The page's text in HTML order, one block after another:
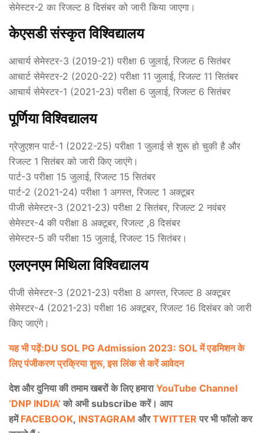
सेमेस्टर-2 का रिजल्ट 8 दिसंबर को जारी किया जाएगा।
केएसडी संस्कृत विश्विद्यालय
आचार्य सेमेस्टर-3 (2019-21) परीक्षा 6 जुलाई, रिजल्ट 6 सितंबर
आचार्ट सेमेस्टर-2 (2020-22) परीक्षा 11 जुलाई, रिजल्ट 11 सितंबर
आचार्य सेमेस्टर-1 (2021-23) परीक्षा 6 जुलाई, रिजल्ट 6 सितंबर
पूर्णिया विश्विद्यालय
ग्रेजुएशन पार्ट-1 (2022-25) परीक्षा 1 जुलाई से शुरू हो चुकी है और
रिजल्ट 1 सितंबर को जारी किए जाएंगे।
पार्ट-3 परीक्षा 15 जुलाई, रिजल्ट 15 सितंबर
पार्ट-2 (2021-24) परीक्षा 1 अगस्त, रिजल्ट 1 अक्टूबर
पीजी सेमेस्टर-3 (2021-23) परीक्षा 2 सितंबर, रिजल्ट 2 नवंबर
सेमेस्टर-4 की परीक्षा 8 अक्टूबर, रिजल्ट ,8 दिसंबर
सेमेस्टर-5 की परीक्षा 15 जुलाई, रिजल्ट 15 सितंबर।
एलएनएम मिथिला विश्विद्यालय
पीजी सेमेस्टर-3 (2021-23) परीक्षा 8 अगस्त, रिजल्ट 8 अक्टूबर
सेमेस्टर-4 (2021-23) परीक्षा 16 अक्टूबर, रिजल्ट 16 दिसंबर को जारी
किए जाएंगे।
यह भी पढ़ें:DU SOL PG Admission 2023: SOL में एडमिशन के
लिए पंजीकरण प्रक्रिया शुरू, इस लिंक से करें आवेदन
देश और दुनिया की तमाम खबरों के लिए हमाराYouTube Channel
‘DNP INDIA’ को अभी subscribe करें। आप
हमें FACEBOOK, INSTAGRAM औरTWITTER पर भी फॉलो कर